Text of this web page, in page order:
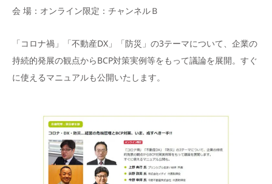
会 場：オンライン限定：チャンネルＢ
「コロナ禍」「不動産DX」「防災」の3テーマについて、企業の
持続的発展の観点からBCP対策実例等をもって議論を展開。すぐ
に使えるマニュアルも公開いたします。